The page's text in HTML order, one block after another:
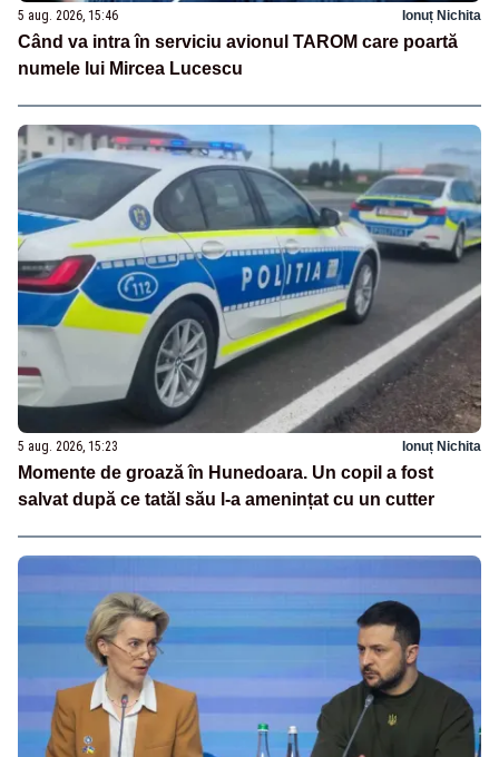
5 aug. 2026, 15:46 Ionuț Nichita
Când va intra în serviciu avionul TAROM care poartă
numele lui Mircea Lucescu
5 aug. 2026, 15:23 Ionuț Nichita
Momente de groază în Hunedoara. Un copil a fost
salvat după ce tatăl său l-a amenințat cu un cutter